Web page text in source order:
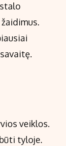
veiklos.
tyloje.